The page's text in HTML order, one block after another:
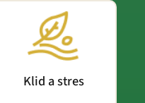
Klid a stres